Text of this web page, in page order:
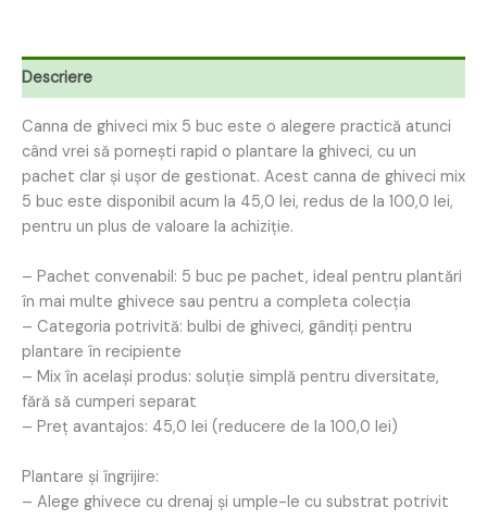
Descriere
Canna de ghiveci mix 5 buc este o alegere practică atunci
când vrei să pornești rapid o plantare la ghiveci, cu un
pachet clar și ușor de gestionat. Acest canna de ghiveci mix
5 buc este disponibil acum la 45,0 lei, redus de la 100,0 lei,
pentru un plus de valoare la achiziție.
– Pachet convenabil: 5 buc pe pachet, ideal pentru plantări
în mai multe ghivece sau pentru a completa colecția
– Categoria potrivită: bulbi de ghiveci, gândiți pentru
plantare în recipiente
– Mix în același produs: soluție simplă pentru diversitate,
fără să cumperi separat
– Preț avantajos: 45,0 lei (reducere de la 100,0 lei)
Plantare și îngrijire:
– Alege ghivece cu drenaj și umple-le cu substrat potrivit